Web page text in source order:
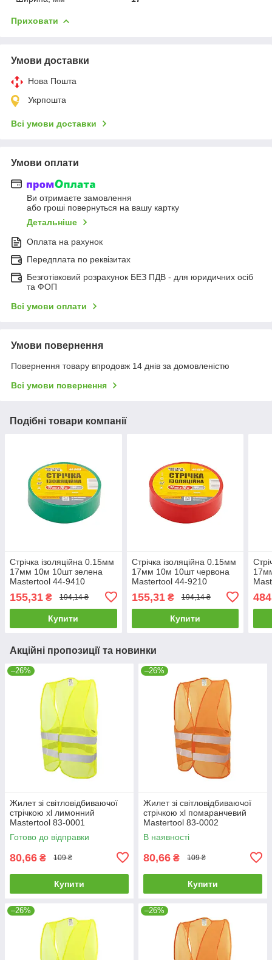
Приховати
Умови доставки
Нова Пошта
Укрпошта
Всі умови доставки
Умови оплати
Ви отримаєте замовлення
або гроші повернуться на вашу картку
Детальніше
Оплата на рахунок
Передплата по реквізитах
Безготівковий розрахунок БЕЗ ПДВ - для юридичних осіб
та ФОП
Всі умови оплати
Умови повернення
Повернення товару впродовж 14 днів за домовленістю
Всі умови повернення
Подібні товари компанії
Стрічка ізоляційна 0.15мм
17мм 10м 10шт зелена
Mastertool 44-9410
155,31 ₴ 194,14 ₴
Купити
Стрічка ізоляційна 0.15мм
17мм 10м 10шт червона
Mastertool 44-9210
155,31₴ 194,14 ₴
Купити
Акційні пропозиції та новинки
–26%
Жилет зі світловідбиваючої
стрічкою xl лимонний
Mastertool 83-0001
Готово до відправки
80,66 ₴ 109 ₴
Купити
–26%
Жилет зі світловідбиваючої
стрічкою xl помаранчевий
Mastertool 83-0002
В наявності
80,66 ₴ 109 ₴
Купити
–26% –26%